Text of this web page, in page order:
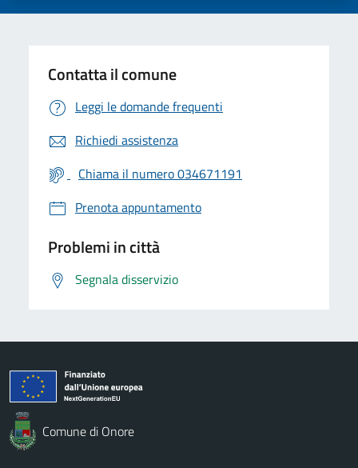
Contatta il comune
Leggi le domande frequenti
Richiedi assistenza
Chiama il numero 034671191
Prenota appuntamento
Problemi in città
Segnala disservizio
Comune di Onore